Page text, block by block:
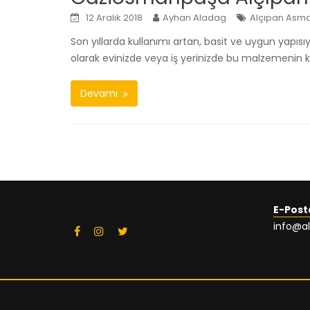
12 Aralık 2018 Ayhan Aladag Alçıpan
Son yıllarda kullanımı artan, basit ve uygun
olarak evinizde veya iş yerinizde bu malzemenin
Devamı
E-